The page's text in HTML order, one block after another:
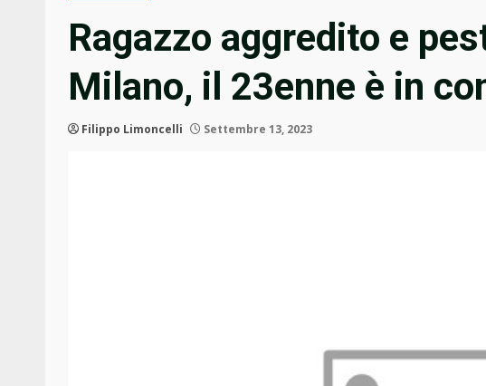
Ragazzo aggredito e
Milano, il 23enne è in
Filippo Limoncelli Settembre 13, 2023